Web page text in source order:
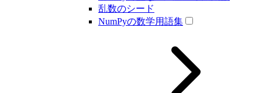
乱数のシード
NumPyの数学用語集